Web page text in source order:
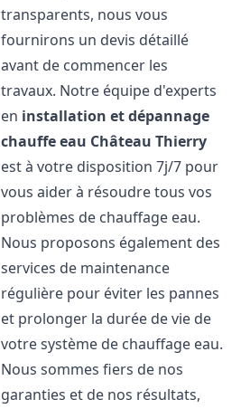
transparents, nous vous
fournirons un devis détaillé
avant de commencer les
travaux. Notre équipe d'experts
en installation et dépannage
chauffe eau Château Thierry
est à votre disposition 7j/7 pour
vous aider à résoudre tous vos
problèmes de chauffage eau.
Nous proposons également des
services de maintenance
régulière pour éviter les pannes
et prolonger la durée de vie de
votre système de chauffage eau.
Nous sommes fiers de nos
garanties et de nos résultats,